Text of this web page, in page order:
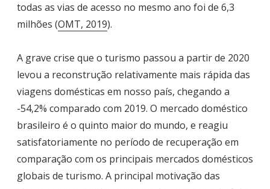
todas as vias de acesso no mesmo ano foi de 6,3
milhões (OMT, 2019).
A grave crise que o turismo passou a partir de 2020
levou a reconstrução relativamente mais rápida das
viagens domésticas em nosso país, chegando a
-54,2% comparado com 2019. O mercado doméstico
brasileiro é o quinto maior do mundo, e reagiu
satisfatoriamente no período de recuperação em
comparação com os principais mercados domésticos
globais de turismo. A principal motivação das